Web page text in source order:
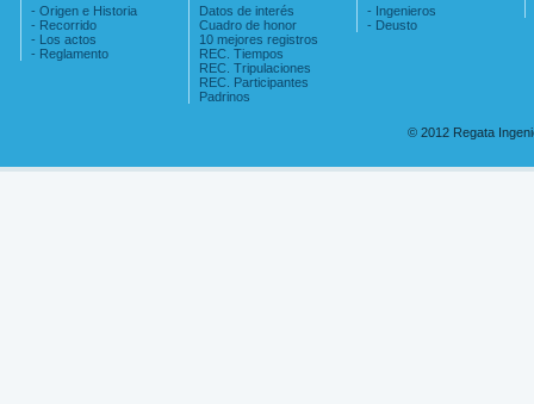
- Origen e Historia
- Recorrido
- Los actos
- Reglamento
Datos de interés
Cuadro de honor
10 mejores registros
REC. Tiempos
REC. Tripulaciones
REC. Participantes
Padrinos
- Ingenieros
- Deusto
© 2012 Regata